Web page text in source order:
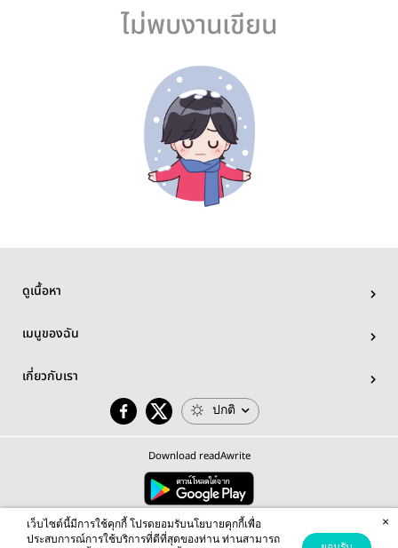
ไม่พบงานเขียน
ดูเนื้อหา
เมนูของฉัน
เกี่ยวกับเรา
ปกติ
Download readAwrite
© 2026 readAwrite.com by MEB Corporation Public Company Limited
This site is protected by reCAPTCHA and the Google Privacy Policy Terms of Serviceapply.
เว็บไซต์นี้มีการใช้คุกกี้ โปรดยอมรับนโยบายคุกกี้เพื่อ
ประสบการณ์การใช้บริการที่ดีที่สุดของท่าน ท่านสามารถ
×